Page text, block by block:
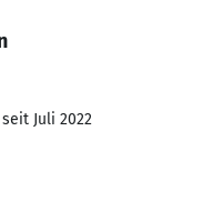
Juli 2022